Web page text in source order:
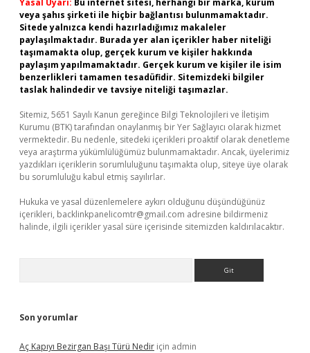
Yasal Uyarı: Bu internet sitesi, herhangi bir marka, kurum
veya şahıs şirketi ile hiçbir bağlantısı bulunmamaktadır.
Sitede yalnızca kendi hazırladığımız makaleler
paylaşılmaktadır. Burada yer alan içerikler haber niteliği
taşımamakta olup, gerçek kurum ve kişiler hakkında
paylaşım yapılmamaktadır. Gerçek kurum ve kişiler ile isim
benzerlikleri tamamen tesadüfidir. Sitemizdeki bilgiler
taslak halindedir ve tavsiye niteliği taşımazlar.
Sitemiz, 5651 Sayılı Kanun gereğince Bilgi Teknolojileri ve İletişim
Kurumu (BTK) tarafından onaylanmış bir Yer Sağlayıcı olarak hizmet
vermektedir. Bu nedenle, sitedeki içerikleri proaktif olarak denetleme
veya araştırma yükümlülüğümüz bulunmamaktadır. Ancak, üyelerimiz
yazdıkları içeriklerin sorumluluğunu taşımakta olup, siteye üye olarak
bu sorumluluğu kabul etmiş sayılırlar.
Hukuka ve yasal düzenlemelere aykırı olduğunu düşündüğünüz
içerikleri, backlinkpanelicomtr@gmail.com adresine bildirmeniz
halinde, ilgili içerikler yasal süre içerisinde sitemizden kaldırılacaktır.
Son yorumlar
Aç Kapıyı Bezirgan Başı Türü Nedir için admin